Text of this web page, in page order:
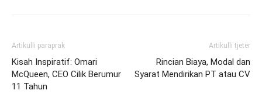
Artikulli paraprak
Kisah Inspiratif: Omari
McQueen, CEO Cilik Berumur
11 Tahun
Artikulli tjetër
Rincian Biaya, Modal dan
Syarat Mendirikan PT atau CV